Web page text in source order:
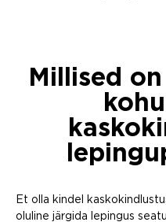
Millised
Et olla kindel
oluline järgida lepingus